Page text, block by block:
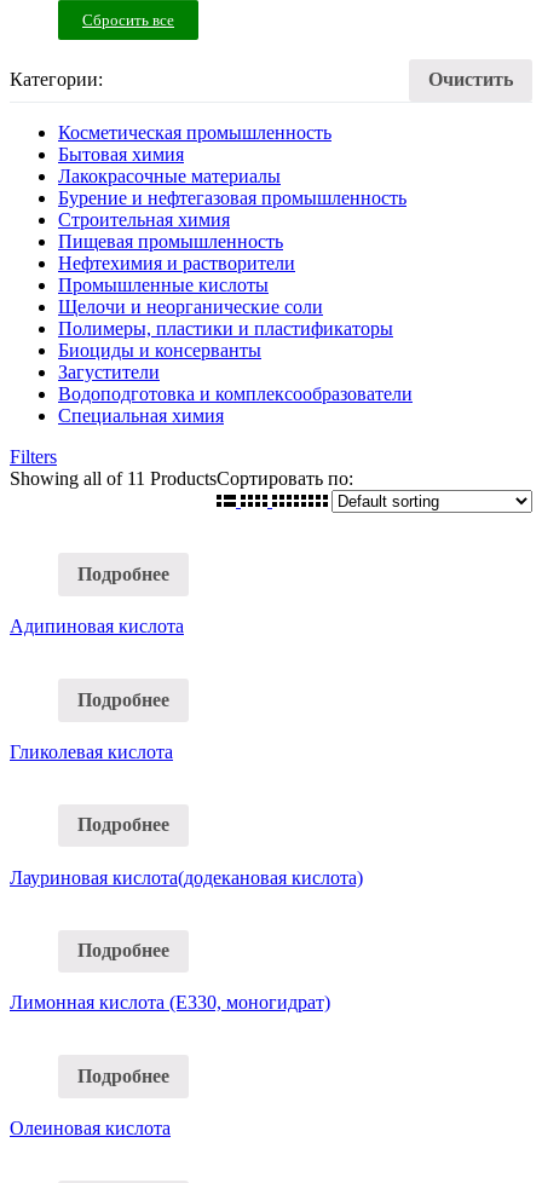
Сбросить все
Категории: Очистить
Косметическая промышленность
Бытовая химия
Лакокрасочные материалы
Бурение и нефтегазовая промышленность
Строительная химия
Пищевая промышленность
Нефтехимия и растворители
Промышленные кислоты
Щелочи и неорганические соли
Полимеры, пластики и пластификаторы
Биоциды и консерванты
Загустители
Водоподготовка и комплексообразователи
Специальная химия
Filters
Showing all of 11 ProductsСортировать по:
Подробнее
Адипиновая кислота
Подробнее
Гликолевая кислота
Подробнее
Лауриновая кислота(додекановая кислота)
Подробнее
Лимонная кислота (Е330, моногидрат)
Подробнее
Олеиновая кислота